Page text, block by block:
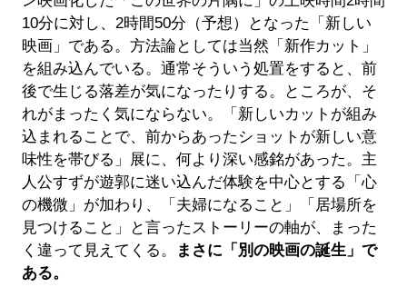
10分に対し、2時間50分（予想）となった「新しい
映画」である。方法論としては当然「新作カット」
を組み込んでいる。通常そういう処置をすると、前
後で生じる落差が気になったりする。ところが、そ
れがまったく気にならない。「新しいカットが組み
込まれることで、前からあったショットが新しい意
味性を帯びる」展に、何より深い感銘があった。主
人公すずが遊郭に迷い込んだ体験を中心とする「心
の機微」が加わり、「夫婦になること」「居場所を
見つけること」と言ったストーリーの軸が、まった
く違って見えてくる。
まさに「別の映画の誕生」で
ある。